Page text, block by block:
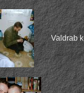
Valdrab